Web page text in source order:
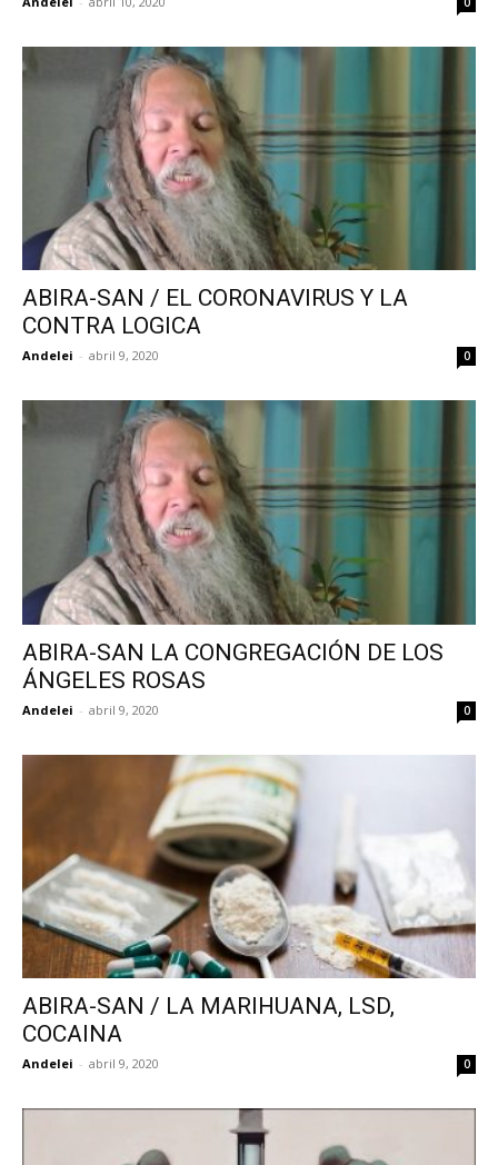
ABIRA-SAN / EL CORONAVIRUS Y LA
CONTRA LOGICA
Andelei - abril 9, 2020 0
ABIRA-SAN LA CONGREGACIÓN DE LOS
ÁNGELES ROSAS
Andelei - abril 9, 2020 0
ABIRA-SAN / LA MARIHUANA, LSD,
COCAINA
Andelei - abril 9, 2020 0